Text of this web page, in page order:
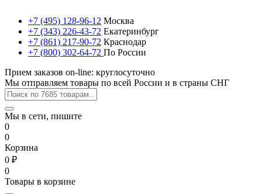
+7 (495) 128-96-12 Москва
+7 (343) 226-43-72 Екатеринбург
+7 (861) 217-90-72 Краснодар
+7 (800) 302-64-72 По России
Прием заказов on-line: круглосуточно
Мы отправляем товары по всей России и в страны СНГ
Мы в сети, пишите
0
0
Корзина
0 ₽
0
Товары в корзине